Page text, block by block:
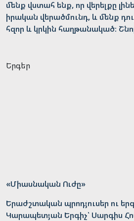
մենք վստահ ենք, որ վերելքը
իրական վերածմունդ, և մենք
հզոր և կրկին հաղթանակած։
Երգեր
«Միասնական Ուժը»
Երաժշտական պրոդյուսեր ու
Կարապետյան Երգիչ՝ Սարգիս